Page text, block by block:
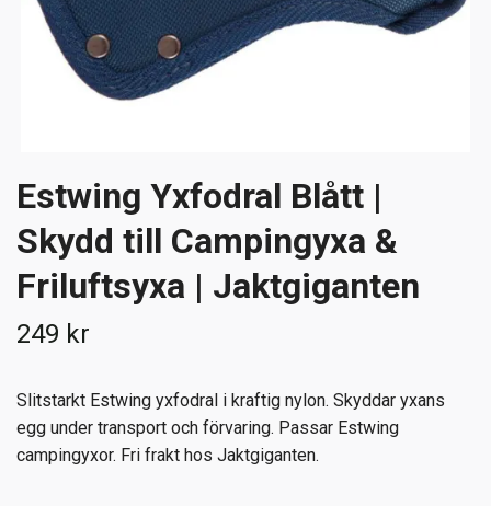
Estwing Yxfodral Blått |
Skydd till Campingyxa &
Friluftsyxa | Jaktgiganten
249 kr
Slitstarkt Estwing yxfodral i kraftig nylon. Skyddar yxans
egg under transport och förvaring. Passar Estwing
campingyxor. Fri frakt hos Jaktgiganten.